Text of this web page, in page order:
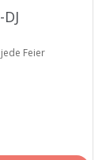
Feier